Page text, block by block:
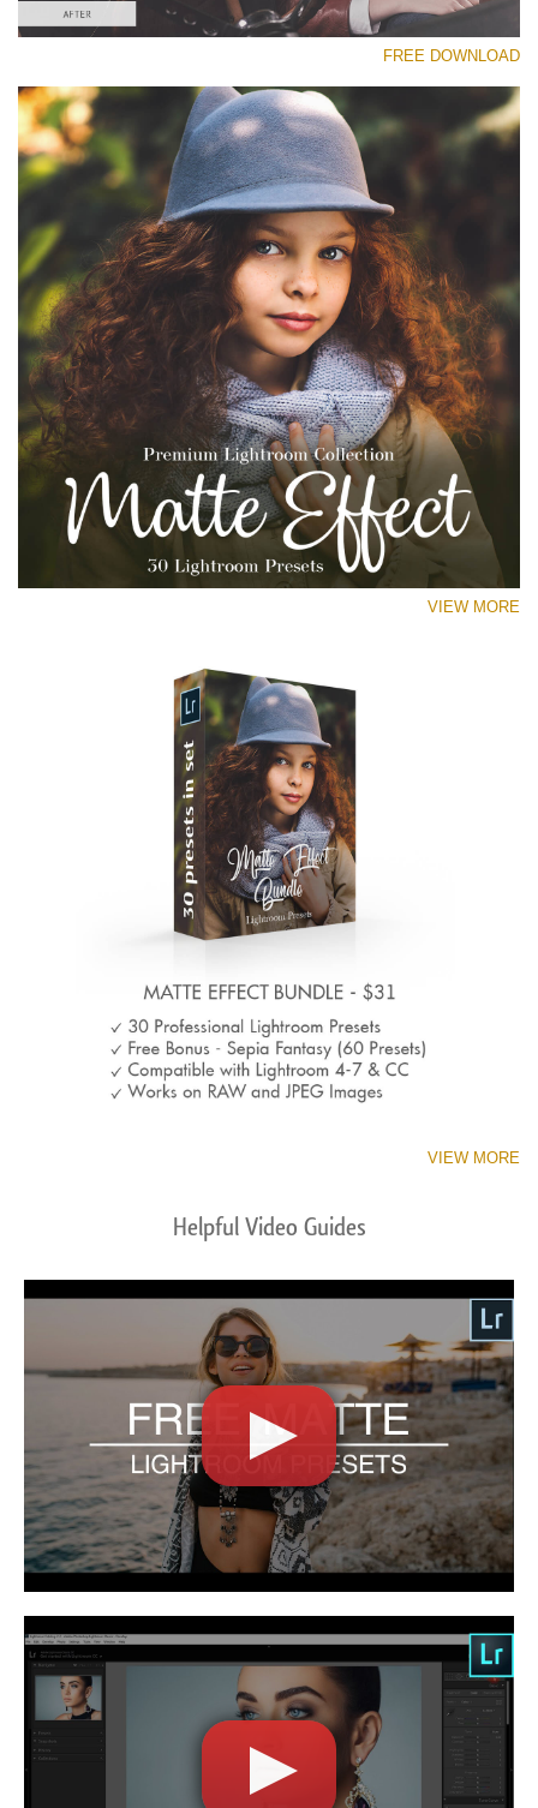
(1432 Lr Presets)
تنزيل مجاني
FREE DOWNLOAD
VIEW MORE
VIEW MORE
Helpful Video Guides